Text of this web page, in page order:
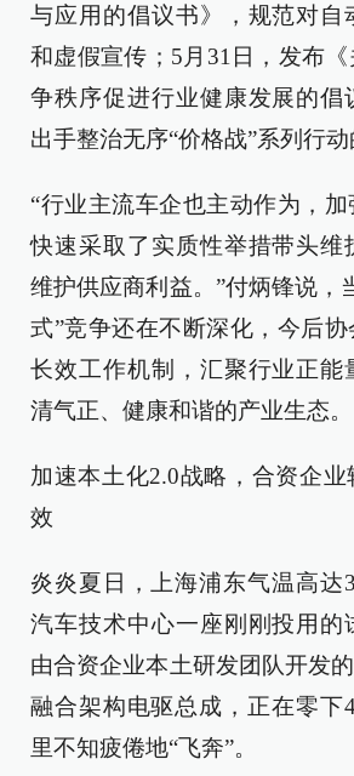
与应用的倡议书》，规范对自
和虚假宣传；5月31日，发布
争秩序促进行业健康发展的倡
出手整治无序“价格战”系列行动
“行业主流车企也主动作为，
快速采取了实质性举措带头维
维护供应商利益。”付炳锋说，
式”竞争还在不断深化，今后
长效工作机制，汇聚行业正能
清气正、健康和谐的产业生态。
加速本土化2.0战略，合资企
效
炎炎夏日，上海浦东气温高达
汽车技术中心一座刚刚投用的
由合资企业本土研发团队开发
融合架构电驱总成，正在零下
里不知疲倦地“飞奔”。